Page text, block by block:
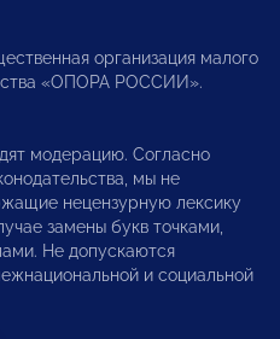
организация малого
«ОПОРА РОССИИ».
модерацию. Согласно
мы не
нецензурную лексику
замены букв точками,
Не допускаются
и социальной